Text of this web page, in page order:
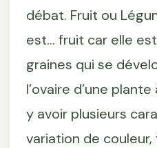
débat. Fruit ou
est… fruit car elle
graines qui se
l’ovaire d’une
y avoir plusieurs
variation de